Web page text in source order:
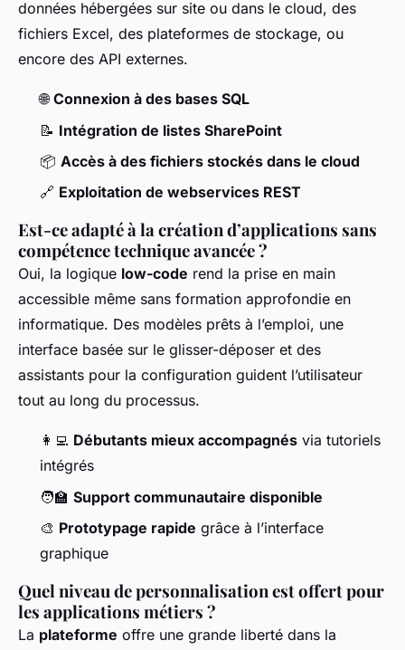
données hébergées sur site ou dans le cloud, des
fichiers Excel, des plateformes de stockage, ou
encore des API externes.
🌐Connexion à des bases SQL
📝 Intégration de listes SharePoint
📦 Accès à des fichiers stockés dans le cloud
🔗 Exploitation de webservices REST
Est-ce adapté à la création d’applications sans
compétence technique avancée ?
Oui, la logique low-code rend la prise en main
accessible même sans formation approfondie en
informatique. Des modèles prêts à l’emploi, une
interface basée sur le glisser-déposer et des
assistants pour la configuration guident l’utilisateur
tout au long du processus.
👩‍💻 Débutants mieux accompagnés via tutoriels
intégrés
🧑‍🏫 Support communautaire disponible
🎨 Prototypage rapide grâce à l’interface
graphique
Quel niveau de personnalisation est offert pour
les applications métiers ?
La plateforme offre une grande liberté dans la